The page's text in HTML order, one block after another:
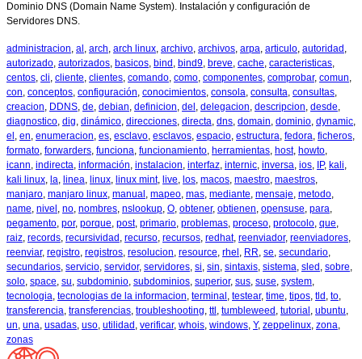
Dominio DNS (Domain Name System). Instalación y configuración de
Servidores DNS.
administracion, al , arch, arch linux, archivo, archivos, arpa, articulo, autoridad ,
autorizado, autorizados, basicos, bind , bind9, breve, cache, caracteristicas,
centos, cli, cliente, clientes, comando, como, componentes, comprobar, comun,
con, conceptos, configuración, conocimientos, consola, consulta, consultas,
creacion, DDNS, de, debian, definicion, del , delegacion, descripcion, desde,
diagnostico, dig, dinámico, direcciones, directa, dns, domain, dominio, dynamic,
el , en, enumeracion, es, esclavo, esclavos, espacio, estructura, fedora, ficheros,
formato, forwarders, funciona, funcionamiento, herramientas, host, howto,
icann, indirecta, información, instalacion, interfaz, internic, inversa, ios, IP, kali,
kali linux, la, linea, linux, linux mint, live, los, macos, maestro, maestros,
manjaro, manjaro linux, manual , mapeo, mas, mediante, mensaje, metodo,
name, nivel , no, nombres, nslookup, O, obtener, obtienen, opensuse, para,
pegamento, por, porque, post, primario, problemas, proceso, protocolo, que,
raiz, records, recursividad , recurso, recursos, redhat, reenviador, reenviadores,
reenviar, registro, registros, resolucion, resource, rhel , RR, se, secundario,
secundarios, servicio, servidor, servidores, si, sin, sintaxis, sistema, sled , sobre,
solo, space, su, subdominio, subdominios, superior, sus, suse, system,
tecnologia, tecnologias de la informacion, terminal , testear, time, tipos, tld , to,
transferencia, transferencias, troubleshooting, ttl , tumbleweed , tutorial , ubuntu,
un, una, usadas, uso, utilidad , verificar, whois, windows, Y, zeppelinux, zona,
zonas